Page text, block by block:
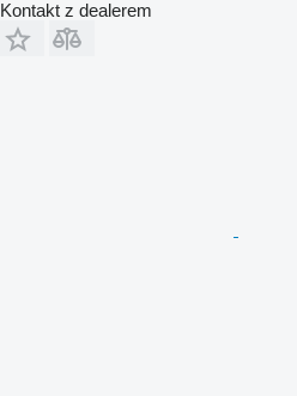
Kontakt z dealerem